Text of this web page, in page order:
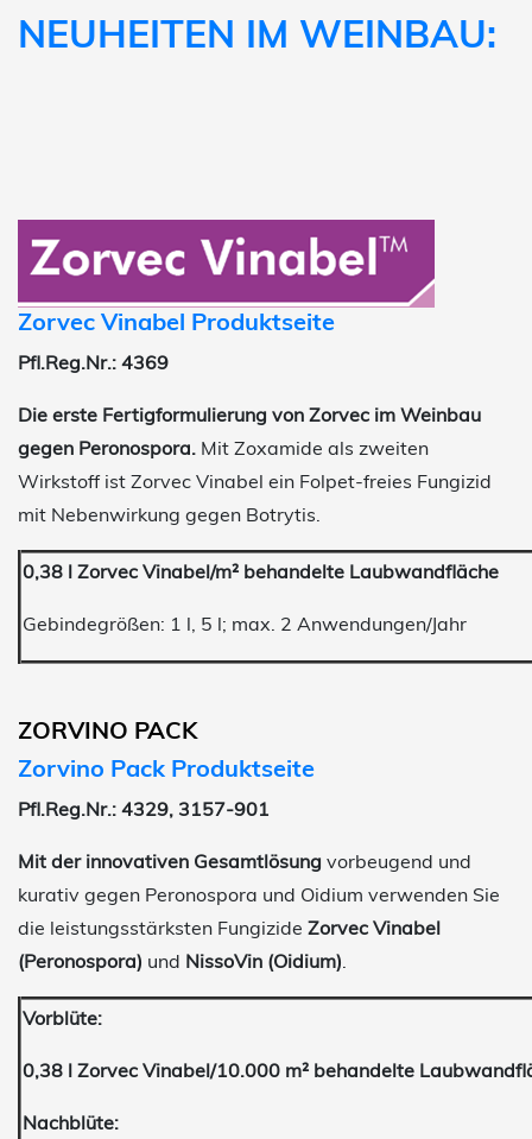
NEUHEITEN IM WEINBAU:
Zorvec Vinabel Produktseite
Pfl.Reg.Nr.: 4369
Die erste Fertigformulierung von Zorvec im Weinbau
gegen Peronospora. Mit Zoxamide als zweiten
Wirkstoff ist Zorvec Vinabel ein Folpet-freies Fungizid
mit Nebenwirkung gegen Botrytis.
0,38 l Zorvec Vinabel/m² behandelte Laubwandfläche
Gebindegrößen: 1 l, 5 l; max. 2 Anwendungen/Jahr
ZORVINO PACK
Zorvino Pack Produktseite
Pfl.Reg.Nr.: 4329, 3157-901
Mit der innovativen Gesamtlösung vorbeugend und
kurativ gegen Peronospora und Oidium verwenden Sie
die leistungsstärksten Fungizide Zorvec Vinabel
(Peronospora) und NissoVin (Oidium).
Vorblüte:
0,38 l Zorvec Vinabel/10.000 m² behandelte
Nachblüte: